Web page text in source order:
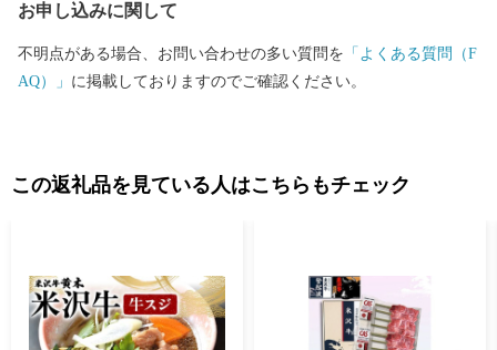
お申し込みに関して
不明点がある場合、お問い合わせの多い質問を 「よくある質問（F
AQ）」 に掲載しておりますのでご確認ください。
この返礼品を見ている人はこちらもチェック